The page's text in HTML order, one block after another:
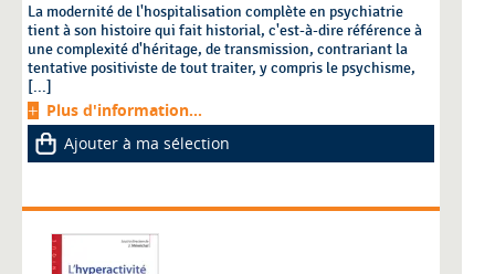
La modernité de l'hospitalisation complète en psychiatrie
tient à son histoire qui fait historial, c'est-à-dire référence à
une complexité d'héritage, de transmission, contrariant la
tentative positiviste de tout traiter, y compris le psychisme,
[...]
Plus d'information...
Ajouter à ma sélection